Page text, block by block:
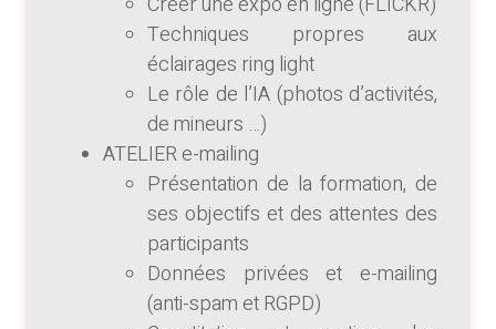
Techniques propres aux
éclairages ring light
Le rôle de l’IA (photos d’activités,
de mineurs …)
ATELIER e-mailing
Présentation de la formation, de
ses objectifs et des attentes des
participants
Données privées et e-mailing
(anti-spam et RGPD)